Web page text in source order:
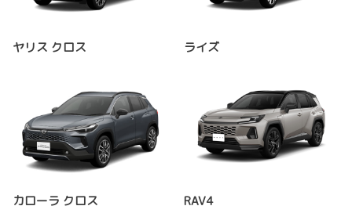
ヤリス クロス ライズ
カローラ クロス RAV4